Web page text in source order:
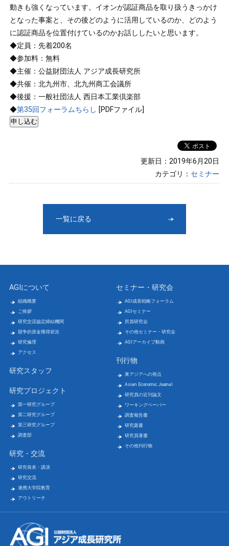
動きも強くなっています。イオンが認証商品を取り扱うきっかけ
となった事案と、その後どのように活用しているのか、どのよう
に認証商品を位置付けているのかお話ししたいと思います。
◆定員：先着200名
◆参加料：無料
◆主催：公益財団法人 アジア成長研究所
◆共催：北九州市、北九州商工会議所
◆後援：一般社団法人 西日本工業倶楽部
◆第35回フォーラムちらし [PDFファイル]
更新日：2019年6月20日
カテゴリ： セミナー
一覧に戻る
AGIについて
組織概要
ご挨拶
研究交流協定締結機関
競争的資金獲得状況
研究倫理
アクセス
研究スタッフ
研究プロジェクト
第一研究グループ
第二研究グループ
第三研究グループ
調査部
研究・交流
研究発表・講演
研究交流
連携大学院教育
アウトリーチ
セミナー・研究会
AGI成長戦略フォーラム
AGIセミナー
所員研究会
その他セミナー・研究会
AGIアーカイブ動画
刊行物
東アジアへの視点
Asian Economic Journal
研究員の近刊論文
ワーキングペーパー
調査報告書
研究叢書
研究員著書
その他刊行物